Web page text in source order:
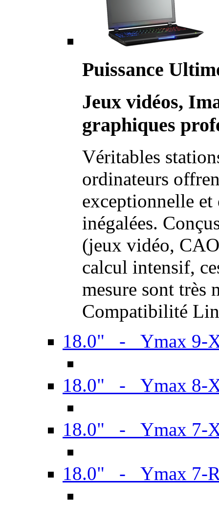
Puissance
Jeux vidéos,
graphiques
Véritables
ordinateurs
exceptionnelle et
inégalées.
(jeux vidéo,
calcul intensif,
mesure sont très
Compatibilité
18.0" - Ymax 9-
18.0" - Ymax 8-
18.0" - Ymax 7-
18.0" - Ymax 7-